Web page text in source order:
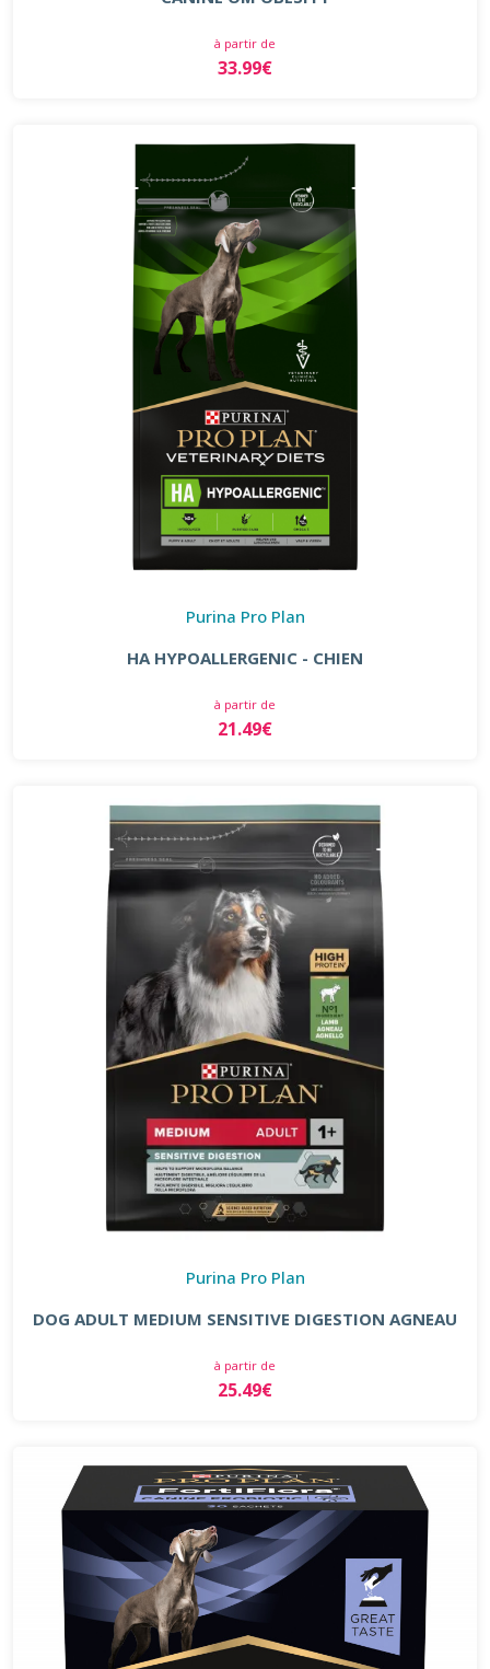
à partir de
33.99€
Purina Pro Plan
HA HYPOALLERGENIC - CHIEN
à partir de
21.49€
Purina Pro Plan
DOG ADULT MEDIUM SENSITIVE DIGESTION AGNEAU
à partir de
25.49€